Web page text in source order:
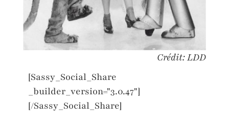
Crédit: LDD
[Sassy_Social_Share
_builder_version="3.0.47"]
[/Sassy_Social_Share]